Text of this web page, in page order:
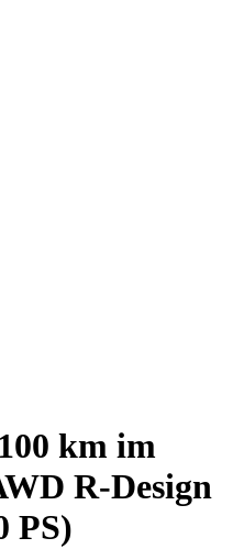
km im
R-Design
PS)